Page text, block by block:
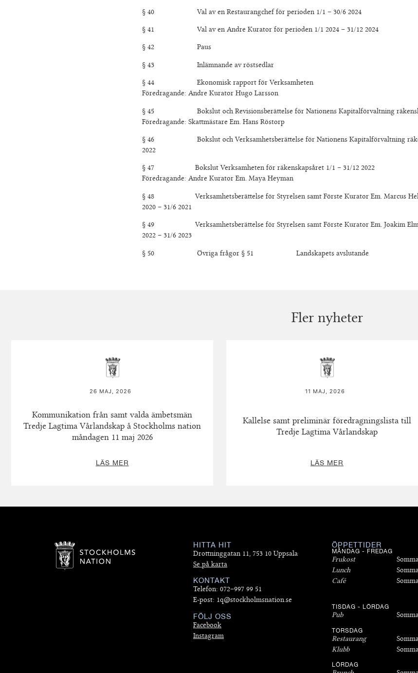
§ 40 Val av en Restaurangchef för perioden 1/1 – 30/6 2024
§ 41 Val av en Andre Kurator för perioden 1/1 2024 – 31/12 2024
§ 42 Paus
§ 43 Inlämnande av röstsedlar
§ 44 Ekonomisk rapport för Verksamheten
Föredragande: Andre Kurator Hugo Larsson
§ 45 Bokslut och Revisionsberättelse för Nationens Kapitalförvaltning
Föredragande: Skattmästare Em. Hans Röstorp
§ 46 Bokslut och Verksamhetsberättelse för Nationens Kapitalförvaltning
2022
§ 47 Bokslut Verksamheten för räkenskapsåret 1/1 – 31/12 2022
Föredragande: Andre Kurator Em. Maya Heyman
§ 48 Verksamhetsberättelse för Styrelsen samt Förste Kurator Em. Marcus
2020 – 31/6 2021
§ 49 Verksamhetsberättelse för Styrelsen samt Förste Kurator Em. Joakim
2022 – 31/6 2023
§ 50 Övriga frågor § 51 Landskapets avslutande
Fler nyheter
26 MAJ, 2026
Kommunikation från samt valda ämbetsmän
Tredje Lagtima Vårlandskap å Stockholms nation
måndagen 11 maj 2026
LÄS MER
11 MAJ, 2026
Kallelse samt preliminär föredragningslista till
Tredje Lagtima Vårlandskap
LÄS MER
HITTA HIT
Drottninggatan 11, 753 10 Uppsala
Se på karta
KONTAKT
Telefon: 072–997 99 51
E-post: 1q@stockholmsnation.se
FÖLJ OSS
Facebook
Instagram
ÖPPETTIDER
MÅNDAG - FREDAG
Frukost
Lunch
Café
TISDAG - LÖRDAG
Pub
TORSDAG
Restaurang
Klubb
LÖRDAG